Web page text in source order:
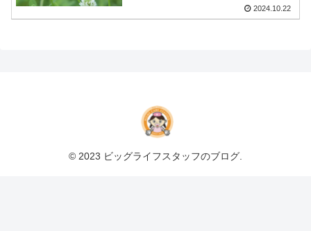
2024.10.22
© 2023 ビッグライフスタッフのブログ.